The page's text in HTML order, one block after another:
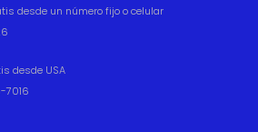
desde un número fijo o celular
desde USA